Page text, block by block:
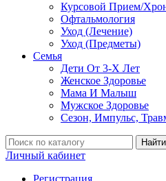
Курсовой Прием/
Офтальмология
Уход (Лечение)
Уход (Предметы)
Семья
Дети От 3-Х Лет
Женское Здоровье
Мама И Малыш
Мужское Здоровье
Сезон, Импульс,
Найти
Личный кабинет
Регистрация